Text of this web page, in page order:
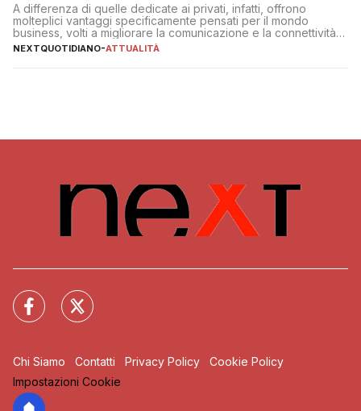
A differenza di quelle dedicate ai privati, infatti, offrono
molteplici vantaggi specificamente pensati per il mondo
business, volti a migliorare la comunicazione e la connettività
degli utenti
NEXTQUOTIDIANO-ATTUALITÀ
Chi Siamo Contatti Privacy Policy
Cookie Policy
Impostazioni Cookie